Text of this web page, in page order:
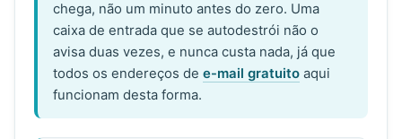
chega, não um minuto antes do zero. Uma
caixa de entrada que se autodestrói não o
avisa duas vezes, e nunca custa nada, já que
todos os endereços dee-mail gratuito aqui
funcionam desta forma.